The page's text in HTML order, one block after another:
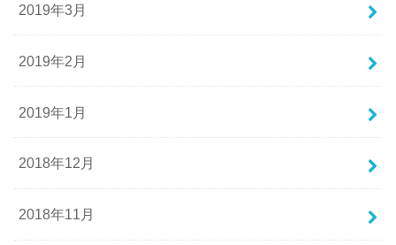
2019年3月
2019年2月
2019年1月
2018年12月
2018年11月